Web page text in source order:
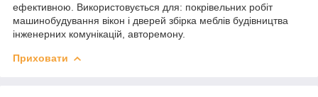
ефективною. Використовується для: покрівельних робіт
машинобудування вікон і дверей збірка меблів будівництва
інженерних комунікацій, авторемону.
Приховати